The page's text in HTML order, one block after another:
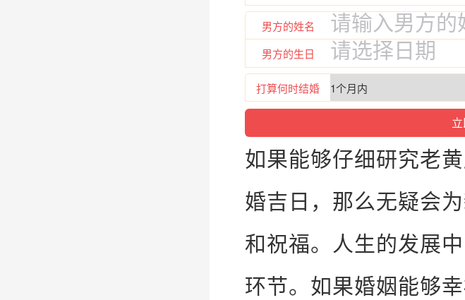
男方的姓名
男方的生日
打算何时结婚
如果能够仔细研究老
婚吉日 ，那么无疑会
和祝福。人生的发展
环节。如果婚姻能够幸